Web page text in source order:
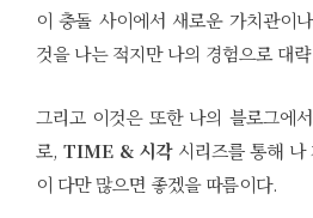
이 충돌 사이에서 새로운 가치관이
것을 나는 적지만 나의 경험으로 대
그리고 이것은 또한 나의 블로그에
로,TIME & 시각시리즈를 통해 나
이 다만 많으면 좋겠을 따름이다.